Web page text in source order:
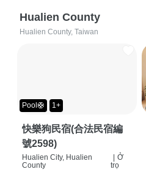
Hualien County
Hualien County, Taiwan
Pool🛟 1+
快樂狗民宿(合法民宿編
號2598)
Hualien City, Hualien
County
Ở
trọ